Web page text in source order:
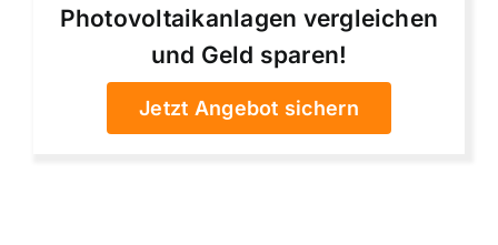
Photovoltaikanlagen vergleichen
und Geld sparen!
Jetzt Angebot sichern